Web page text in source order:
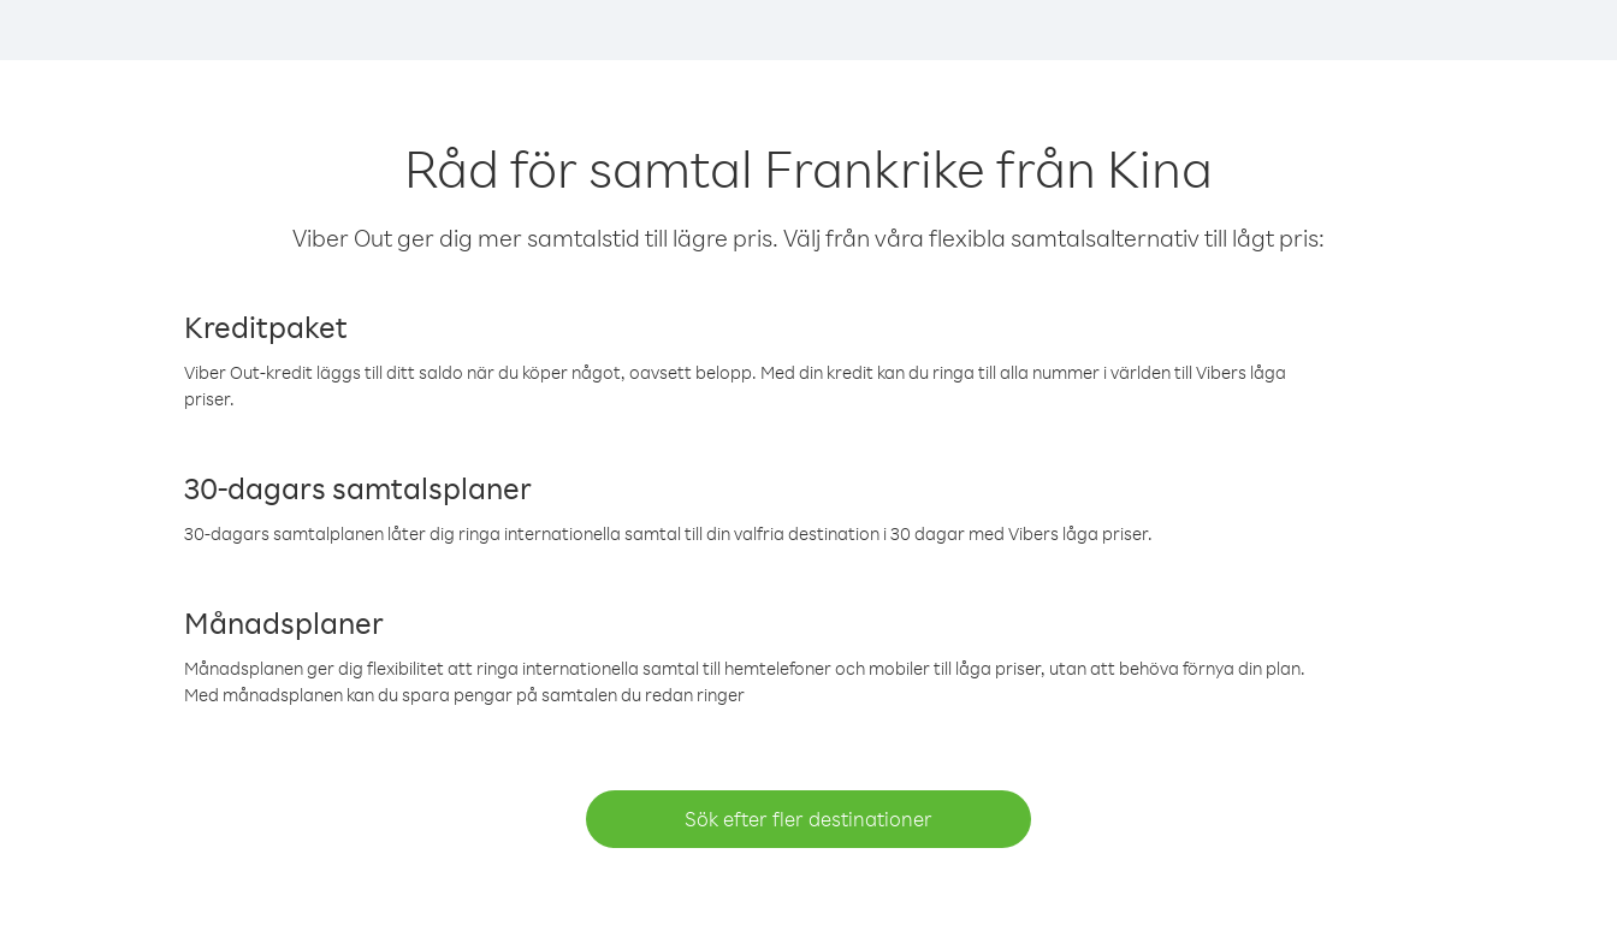
Råd för samtal Frankrike från Kina
Viber Out ger dig mer samtalstid till lägre pris. Välj från våra flexibla samtalsalternativ till lågt pris:
Kreditpaket
Viber Out-kredit läggs till ditt saldo när du köper något, oavsett belopp. Med din kredit kan du ringa till alla nummer i världen till Vibers låga
priser.
30-dagars samtalsplaner
30-dagars samtalplanen låter dig ringa internationella samtal till din valfria destination i 30 dagar med Vibers låga priser.
Månadsplaner
Månadsplanen ger dig flexibilitet att ringa internationella samtal till hemtelefoner och mobiler till låga priser, utan att behöva förnya din plan.
Med månadsplanen kan du spara pengar på samtalen du redan ringer
Sök efter fler destinationer